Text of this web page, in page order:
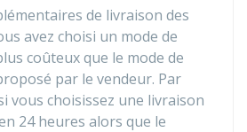
de livraison des
avez choisi un mode de
coûteux que le mode de
par le vendeur. Par
vous choisissez une livraison
24 heures alors que le